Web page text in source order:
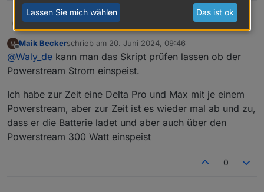
Thomas Bucher@dersmilyschau mal ob der History Adapter
läuft
Offline
Maik Beckerschrieb am 20. Juni 2024, 09:46
zuletzt editiert von
@Waly_de kann man das Skript prüfen lassen ob der
Powerstream Strom einspeist.
Ich habe zur Zeit eine Delta Pro und Max mit je einem
Powerstream, aber zur Zeit ist es wieder mal ab und zu,
dass er die Batterie ladet und aber auch über den
Powerstream 300 Watt einspeist
0
Lassen Sie mich wählen Das ist ok